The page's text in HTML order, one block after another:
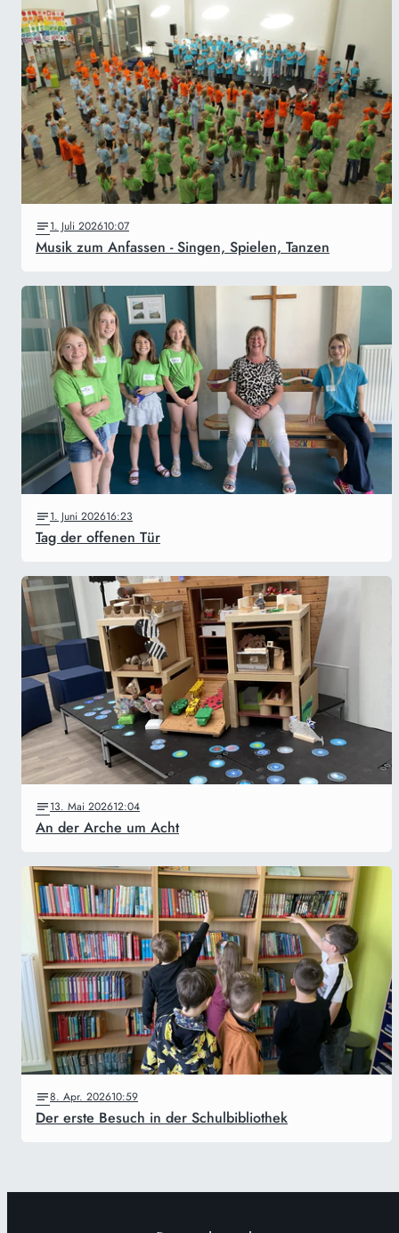
1. Juli 202610:07
Musik zum Anfassen - Singen, Spielen, Tanzen
1. Juni 202616:23
Tag der offenen Tür
13. Mai 202612:04
An der Arche um Acht
8. Apr. 202610:59
Der erste Besuch in der Schulbibliothek